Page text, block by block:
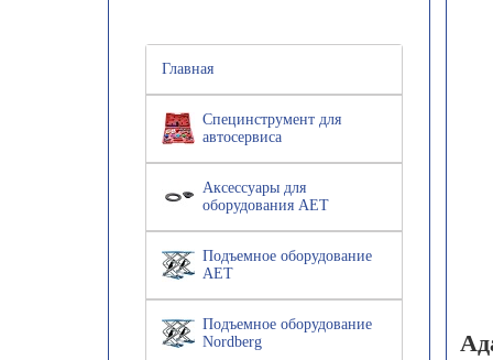
Главная
Специнструмент для
автосервиса
Аксессуары для
оборудования АЕТ
Подъемное оборудование
AET
Подъемное оборудование
Nordberg